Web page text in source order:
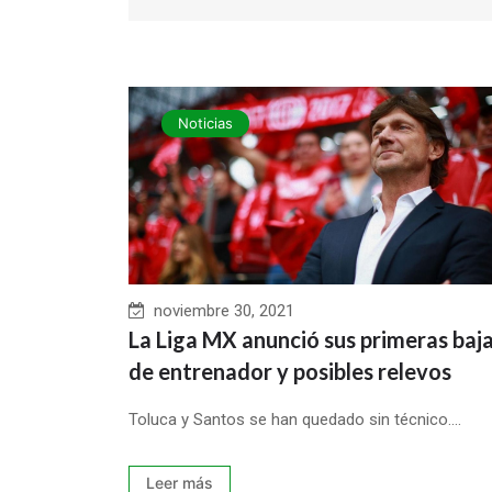
Noticias
noviembre 30, 2021
La Liga MX anunció sus primeras
de entrenador y posibles relevos
Toluca y Santos se han quedado sin técnico....
Leer más